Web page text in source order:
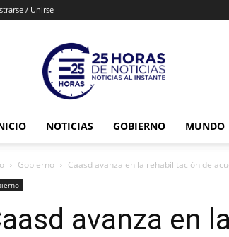
/ Unirse
NOTICIAS GOBIERNO MUNDO
Gobierno Caasd avanza en la rehabilitación de
avanza en